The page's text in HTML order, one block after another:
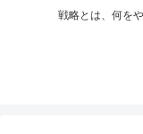
戦略とは、何を